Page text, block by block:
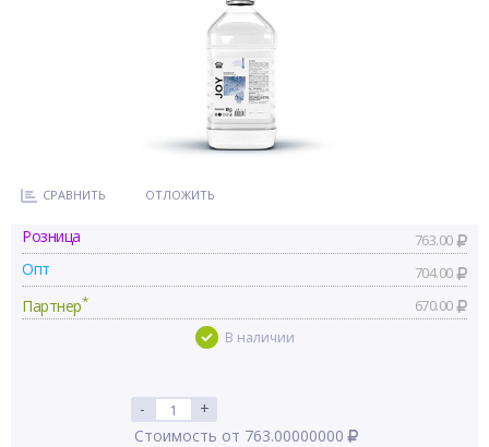
СРАВНИТЬ ОТЛОЖИТЬ
Розница 763.00
Опт 704.00
Партнер* 670.00
В наличии
-
+
Стоимость от 763.00000000